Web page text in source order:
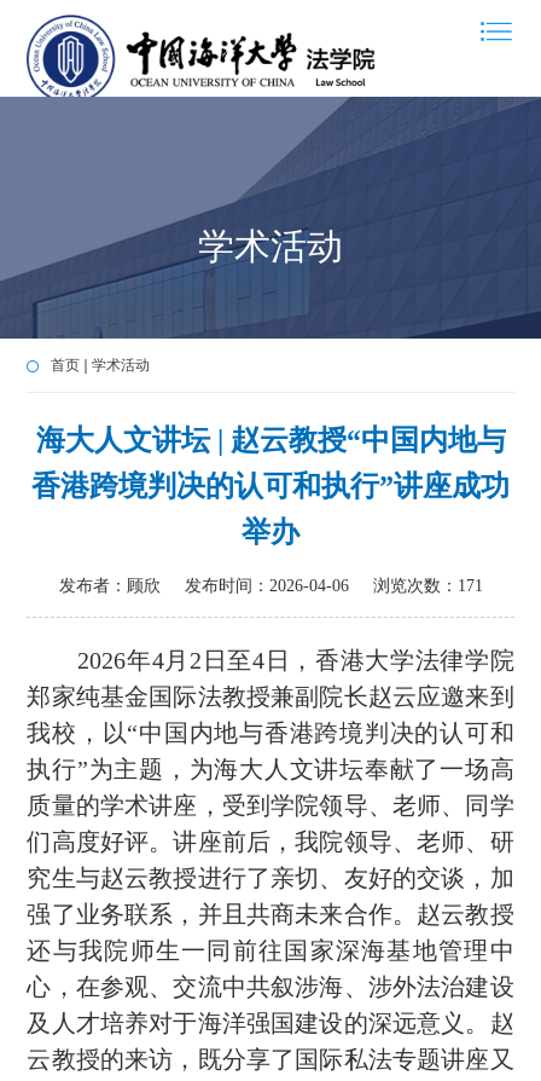
学术活动
首页 学术活动
海大人文讲坛 | 赵云教授“中国内地与
香港跨境判决的认可和执行”讲座成功
举办
发布者：顾欣 发布时间：2026-04-06 浏览次数： 171
2026年4月 2 日至4 日，香港大学法律学院
郑家纯基金国际法教授兼副院长赵云应邀来到
我校，以“中国内地与香港跨境判决的认可和
执行”为主题，为海大人文讲坛奉献了一场高
质量的学术讲座，受到学院领导、老师、同学
们高度好评。讲座前后，我院领导、老师、研
究生与赵云教授进行了亲切、友好的交谈，加
强了业务联系，并且共商未来合作。赵云教授
还与我院师生一同前往国家深海基地管理中
心，在参观、交流中共叙涉海、涉外法治建设
及人才培养对于海洋强国建设的深远意义。赵
云教授的来访，既分享了国际私法专题讲座又